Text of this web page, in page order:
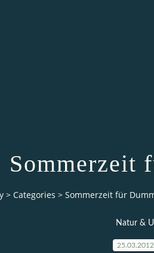
Sommerzeit
> Categories > Sommerzeit für
Natur &
25.03.2012